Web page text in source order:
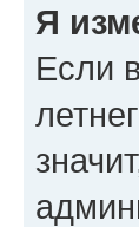
Я
Если